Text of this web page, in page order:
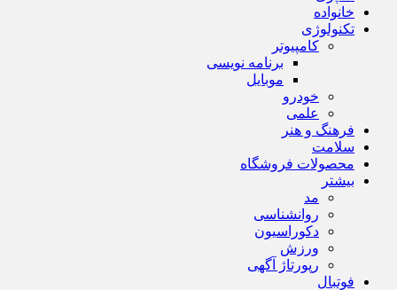
خانواده
تکنولوژی
کامپیوتر
برنامه نویسی
موبایل
خودرو
علمی
فرهنگ و هنر
سلامت
محصولات فروشگاه
بیشتر
مد
روانشناسی
دکوراسیون
ورزش
رپورتاژ آگهی
فوتبال